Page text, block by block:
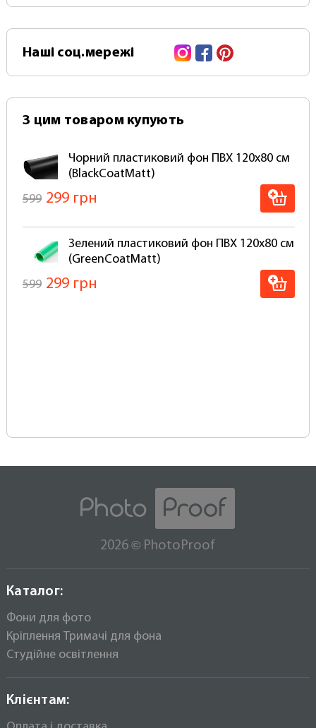
Наші соц.мережі InstagramFacebook
З цим товаром купують
Чорний пластиковий фон ПВХ 120х80 см
(BlackCoatMatt)
599 299 грн
Зелений пластиковий фон ПВХ 120х80 см
(GreenCoatMatt)
599 299 грн
2026© PhotoProof
Каталог:
Фони для фото
Кріплення Тримачі для фона
Студійне освітлення
Клієнтам: